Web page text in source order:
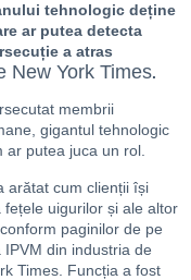
tehnologic deține
ar putea detecta
a atras
New York Times.
membrii
gigantul tehnologic
ar putea juca un rol.
arătat cum clienții își
uigurilor și ale altor
paginilor de pe
din industria de
Times. Funcția a fost